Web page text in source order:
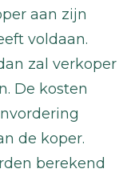
aan zijn
voldaan.
zal verkoper
De kosten
de koper.
berekend